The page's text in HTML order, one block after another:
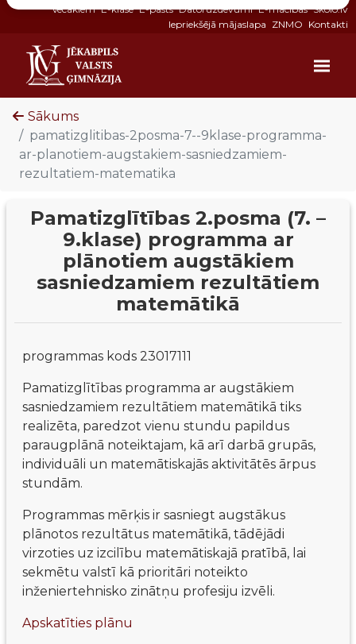
Vecākiem E-klase E-pasts Datoruzdevumi E-mācības Skolo.lv
Iepriekšējā mājaslapa ZNMO Kontakti
Sākums
pamatizglitibas-2posma-7--9klase-programma-
ar-planotiem-augstakiem-sasniedzamiem-
rezultatiem-matematika
Pamatizglītības 2.posma (7. –
9.klase) programma ar
plānotiem augstākiem
sasniedzamiem rezultātiem
matemātikā
programmas kods 23017111
Pamatizglītības programma ar augstākiem
sasniedzamiem rezultātiem matemātikā tiks
realizēta, paredzot vienu stundu papildus
paraugplānā noteiktajam, kā arī darbā grupās,
individuāli un matemātiskajās aktivitātēs ārpus
stundām.
Programmas mērķis ir sasniegt augstākus
plānotos rezultātus matemātikā, tādējādi
virzoties uz izcilību matemātiskajā pratībā, lai
sekmētu valstī kā prioritāri noteikto
inženiertehnisko zinātņu profesiju izvēli.
Apskatīties plānu